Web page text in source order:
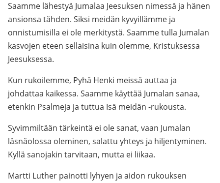
Saamme lähestyä Jumalaa Jeesuksen nimessä ja hänen
ansionsa tähden. Siksi meidän kyvyillämme ja
onnistumisilla ei ole merkitystä. Saamme tulla Jumalan
kasvojen eteen sellaisina kuin olemme, Kristuksessa
Jeesuksessa.
Kun rukoilemme, Pyhä Henki meissä auttaa ja
johdattaa kaikessa. Saamme käyttää Jumalan sanaa,
etenkin Psalmeja ja tuttua Isä meidän -rukousta.
Syvimmiltään tärkeintä ei ole sanat, vaan Jumalan
läsnäolossa oleminen, salattu yhteys ja hiljentyminen.
Kyllä sanojakin tarvitaan, mutta ei liikaa.
Martti Luther painotti lyhyen ja aidon rukouksen